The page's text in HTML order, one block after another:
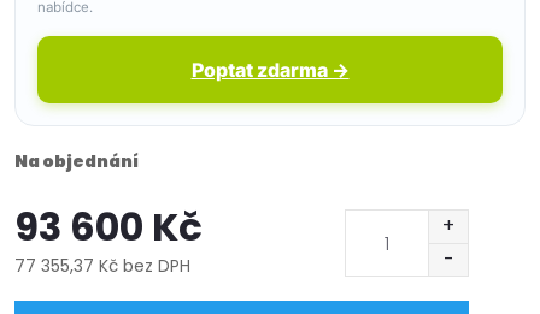
nabídce.
Poptat zdarma →
Na objednání
93 600 Kč
77 355,37 Kč bez DPH